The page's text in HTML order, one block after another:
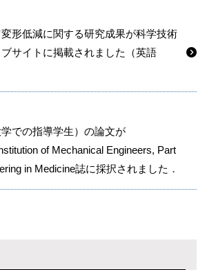
形低減に関する研究成果が科学技術
サイトに掲載されました（英語
での指導学生）の論文が
of Mechanical Engineers, Part
in Medicine誌に採択されました．